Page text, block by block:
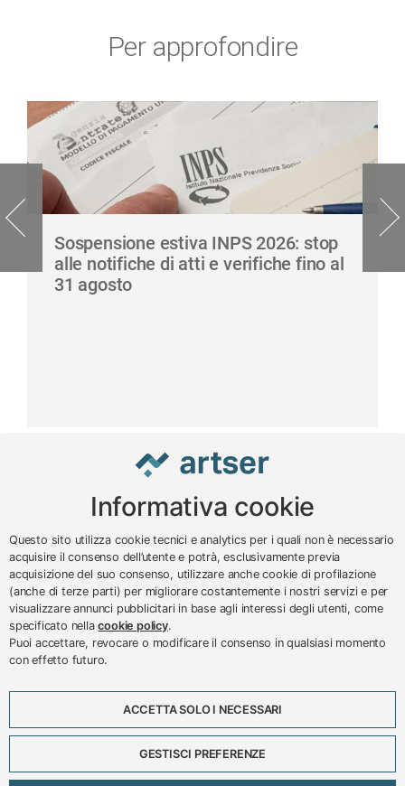
Per approfondire
Sospensione estiva INPS 2026: stop
alle notifiche di atti e verifiche fino al
31 agosto
© 2024 – 2026 - ARTSER SRL
ARTSER SRL - Viale Milano, 5 - Varese -
P.IVA 01878290129
Tel. 0332 256111 - Fax 0332 256200 -
VA-213777
Lavora con noi
Scadenzario
Eventi
Approfondimenti
Informativa cookie
Questo sito utilizza cookie tecnici e analytics per i quali non è necessario
acquisire il consenso dell’utente e potrà, esclusivamente previa
acquisizione del suo consenso, utilizzare anche cookie di profilazione
(anche di terze parti) per migliorare costantemente i nostri servizi e per
visualizzare annunci pubblicitari in base agli interessi degli utenti, come
specificato nellacookie policy.
Puoi accettare, revocare o modificare il consenso in qualsiasi momento
con effetto futuro.
ACCETTA SOLO I NECESSARI
GESTISCI PREFERENZE